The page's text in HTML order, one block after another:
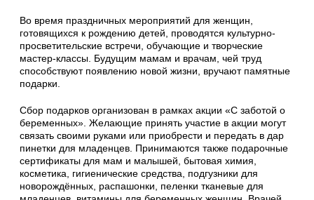
Во время праздничных мероприятий для женщин,
готовящихся к рождению детей, проводятся культурно-
просветительские встречи, обучающие и творческие
мастер-классы. Будущим мамам и врачам, чей труд
способствуют появлению новой жизни, вручают памятные
подарки.
Сбор подарков организован в рамках акции «С заботой о
беременных». Желающие принять участие в акции могут
связать своими руками или приобрести и передать в дар
пинетки для младенцев. Принимаются также подарочные
сертификаты для мам и малышей, бытовая химия,
косметика, гигиенические средства, подгузники для
новорождённых, распашонки, пеленки тканевые для